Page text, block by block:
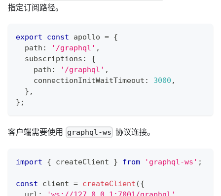
指定订阅路径。
export const apollo = {
  path
: '/graphql' ,
  subscriptions
:
{
    path
: '/graphql' ,
    connectionInitWaitTimeout
: 3000 ,
} ,
} ;
客户端需要使用 graphql-ws 协议连接。
import { createClient } from 'graphql-ws' ;
const client = createClient ({